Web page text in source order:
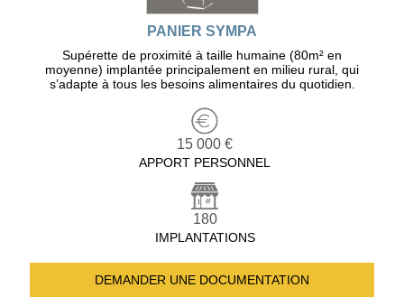
PANIER SYMPA
Supérette de proximité à taille humaine (80m² en
moyenne) implantée principalement en milieu rural, qui
s’adapte à tous les besoins alimentaires du quotidien.
15 000 €
APPORT PERSONNEL
180
IMPLANTATIONS
DEMANDER UNE DOCUMENTATION